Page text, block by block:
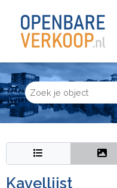
Kavellijst